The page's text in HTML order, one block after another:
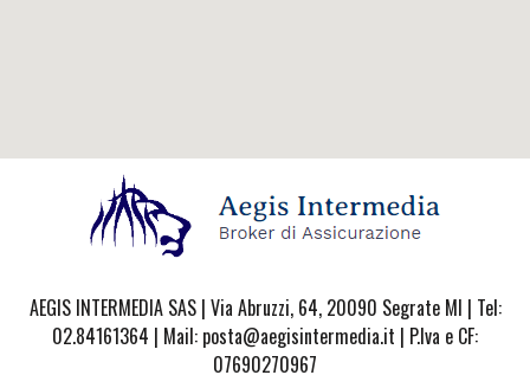
AEGIS INTERMEDIA SAS | Via Abruzzi, 64, 20090 Segrate MI | Tel:
02.84161364 | Mail: posta@aegisintermedia.it | P.Iva e CF:
07690270967